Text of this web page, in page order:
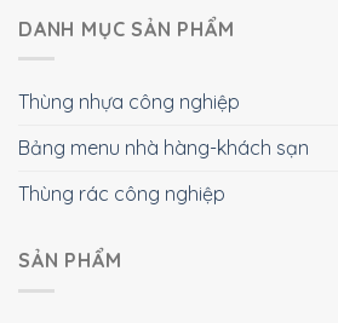
DANH MỤC SẢN PHẨM
Thùng nhựa công nghiệp
Bảng menu nhà hàng-khách sạn
Thùng rác công nghiệp
SẢN PHẨM